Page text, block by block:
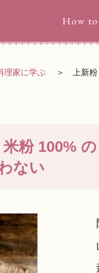
How
理家に学ぶ 上新
粉 100%
ない